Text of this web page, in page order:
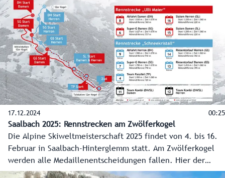
17.12.2024 00:25
Saalbach 2025: Rennstrecken am Zwölferkogel
Die Alpine Skiweltmeisterschaft 2025 findet von 4. bis 16.
Februar in Saalbach-Hinterglemm statt. Am Zwölferkogel
werden alle Medaillenentscheidungen fallen. Hier der
grafische Überblick über Strecken und Programm (Stand